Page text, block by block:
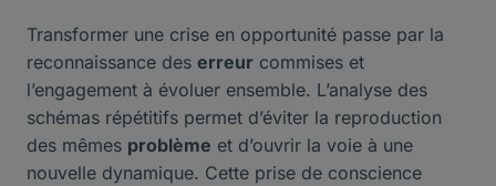
Transformer une crise en opportunité passe par la
reconnaissance des erreur commises et
l’engagement à évoluer ensemble. L’analyse des
schémas répétitifs permet d’éviter la reproduction
des mêmes problème et d’ouvrir la voie à une
nouvelle dynamique. Cette prise de conscience